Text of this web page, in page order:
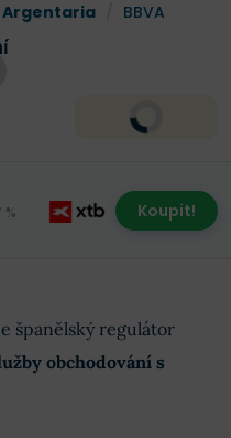
Argentaria BBVA
Koupit!
španělský regulátor
obchodování s